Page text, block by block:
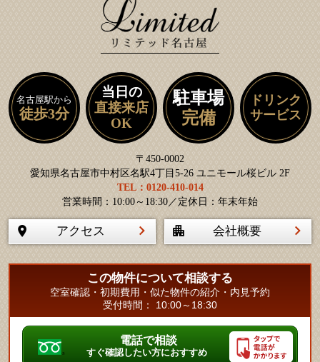
名古屋駅から
徒歩3分
当日の
直接来店
OK
駐車場
完備
ドリンク
サービス
〒450-0002
愛知県名古屋市中村区名駅4丁目5-26 ユニモール桜ビル 2F
TEL：0120-410-014
営業時間：10:00～18:30／定休日：年末年始
アクセス 会社概要
この物件について相談する
空室確認・初期費用・似た物件の紹介・内見予約
受付時間： 10:00～18:30
電話で相談
すぐ確認したい方におすすめ